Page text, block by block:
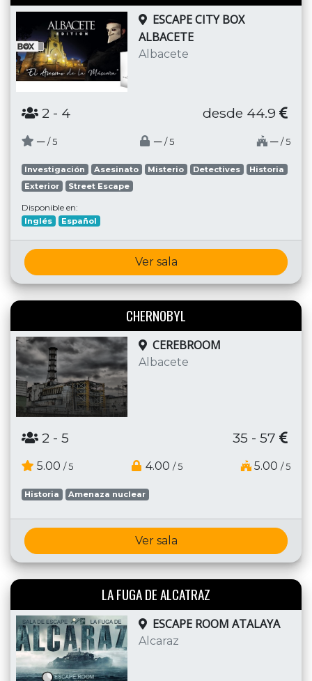
ESCAPE CITY BOX
ALBACETE
Albacete
2 - 4 desde 44.9
─ / 5 ─ / 5 ─ / 5
Investigación Asesinato Misterio Detectives
Historia
Exterior
Street Escape
Disponible en:
Inglés Español
Ver sala
CHERNOBYL
CEREBROOM
Albacete
2 - 5 35 - 57
5.00 / 5 4.00 / 5 5.00 / 5
Historia Amenaza nuclear
Ver sala
LA FUGA DE ALCATRAZ
ESCAPE ROOM ATALAYA
Alcaraz